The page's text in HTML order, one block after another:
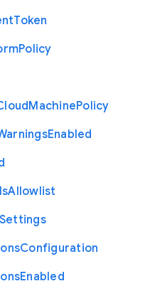
Token
Policy
MachinePolicy
Enabled
Allowlist
Settings
Configuration
Enabled